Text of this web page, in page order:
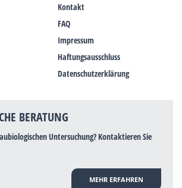
Kontakt
FAQ
Impressum
Haftungsausschluss
Datenschutzerklärung
BERATUNG
Untersuchung? Kontaktieren Sie
MEHR ERFAHREN